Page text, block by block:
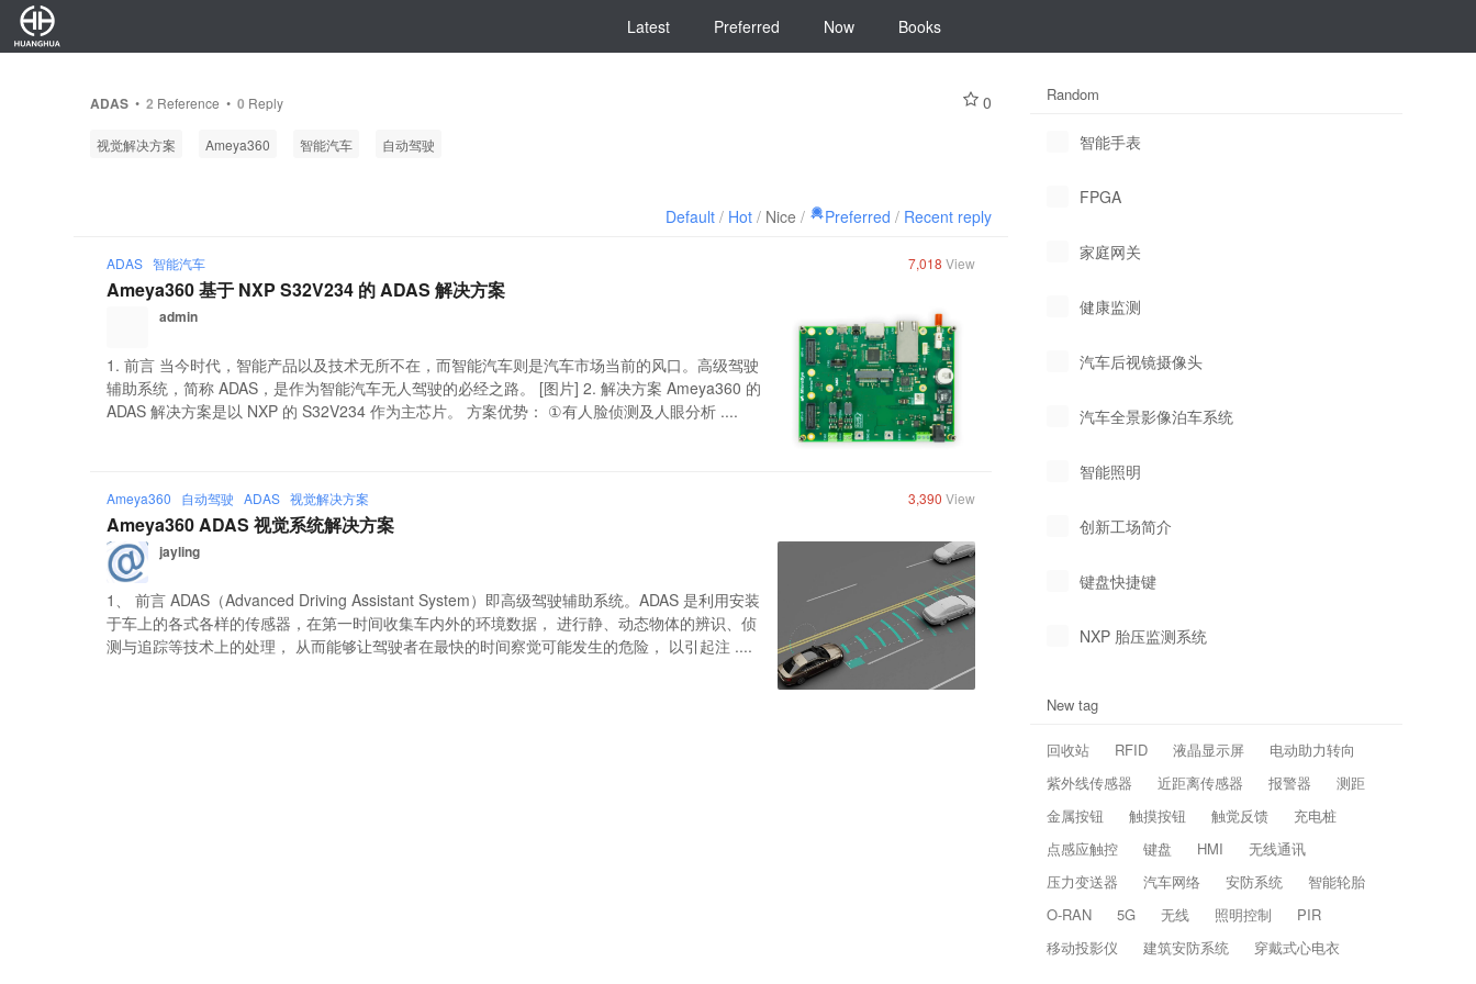
Latest Preferred Now Books
ADAS •2 Reference •0 Reply 0
视觉解决方案 Ameya360 智能汽车 自动驾驶
Default / Hot / Nice / Preferred / Recent reply
ADAS 智能汽车 7,018 View
Ameya360 基于 NXP S32V234 的 ADAS 解决方案
admin
1. 前言 当今时代，智能产品以及技术无所不在，而智能汽车则是汽车市场当前的风口。高级驾驶
辅助系统，简称 ADAS，是作为智能汽车无人驾驶的必经之路。 [图片] 2. 解决方案 Ameya360 的
ADAS 解决方案是以 NXP 的 S32V234 作为主芯片。 方案优势： ①有人脸侦测及人眼分析 ....
Ameya360 自动驾驶 ADAS 视觉解决方案 3,390 View
Ameya360 ADAS 视觉系统解决方案
jayling
1、 前言 ADAS（Advanced Driving Assistant System）即高级驾驶辅助系统。ADAS 是利用安装
于车上的各式各样的传感器，在第一时间收集车内外的环境数据， 进行静、动态物体的辨识、侦
测与追踪等技术上的处理， 从而能够让驾驶者在最快的时间察觉可能发生的危险， 以引起注 ....
Random
智能手表
FPGA
家庭网关
健康监测
汽车后视镜摄像头
汽车全景影像泊车系统
智能照明
创新工场简介
键盘快捷键
NXP 胎压监测系统
New tag
回收站 RFID 液晶显示屏
电动助力转向
紫外线传感器
近距离传感器 报警器
测距
金属按钮
触摸按钮 触觉反馈
充电桩
点感应触控
键盘 HMI
无线通讯
压力变送器
汽车网络 安防系统
智能轮胎
O-RAN
5G 无线 照明控制
PIR
移动投影仪
建筑安防系统 穿戴式心电衣